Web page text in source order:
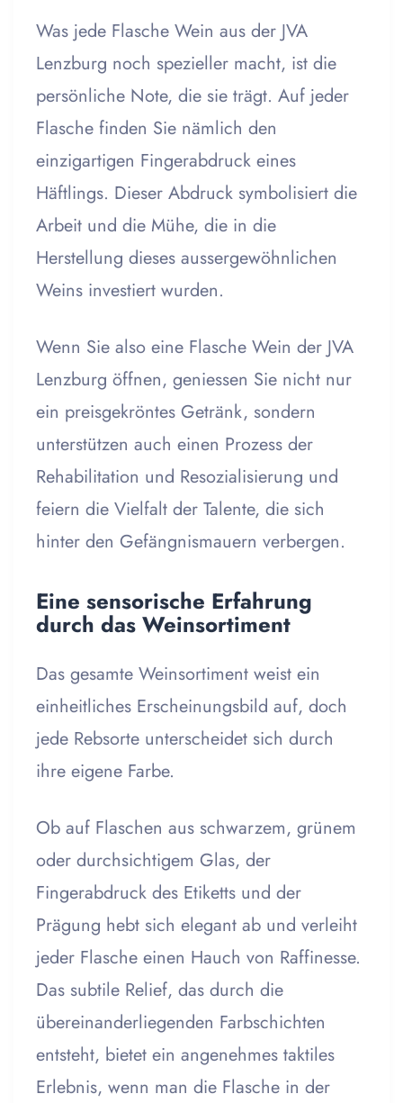
Was jede Flasche Wein aus der JVA
Lenzburg noch spezieller macht, ist die
persönliche Note, die sie trägt. Auf jeder
Flasche finden Sie nämlich den
einzigartigen Fingerabdruck eines
Häftlings. Dieser Abdruck symbolisiert die
Arbeit und die Mühe, die in die
Herstellung dieses aussergewöhnlichen
Weins investiert wurden.
Wenn Sie also eine Flasche Wein der JVA
Lenzburg öffnen, geniessen Sie nicht nur
ein preisgekröntes Getränk, sondern
unterstützen auch einen Prozess der
Rehabilitation und Resozialisierung und
feiern die Vielfalt der Talente, die sich
hinter den Gefängnismauern verbergen.
Eine sensorische Erfahrung
durch das Weinsortiment
Das gesamte Weinsortiment weist ein
einheitliches Erscheinungsbild auf, doch
jede Rebsorte unterscheidet sich durch
ihre eigene Farbe.
Ob auf Flaschen aus schwarzem, grünem
oder durchsichtigem Glas, der
Fingerabdruck des Etiketts und der
Prägung hebt sich elegant ab und verleiht
jeder Flasche einen Hauch von Raffinesse.
Das subtile Relief, das durch die
übereinanderliegenden Farbschichten
entsteht, bietet ein angenehmes taktiles
Erlebnis, wenn man die Flasche in der